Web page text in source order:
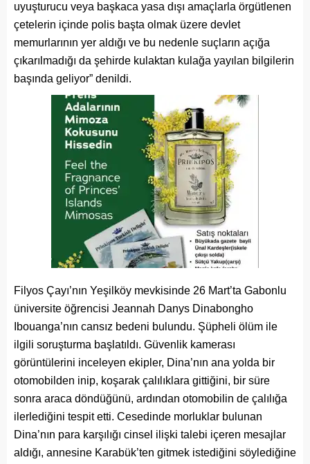
uyuşturucu veya başkaca yasa dışı amaçlarla örgütlenen
çetelerin içinde polis başta olmak üzere devlet
memurlarının yer aldığı ve bu nedenle suçların açığa
çıkarılmadığı da şehirde kulaktan kulağa yayılan bilgilerin
başında geliyor” denildi.
Filyos Çayı’nın Yeşilköy mevkisinde 26 Mart’ta Gabonlu
üniversite öğrencisi Jeannah Danys Dinabongho
Ibouanga’nın cansız bedeni bulundu. Şüpheli ölüm ile
ilgili soruşturma başlatıldı. Güvenlik kamerası
görüntülerini inceleyen ekipler, Dina’nın ana yolda bir
otomobilden inip, koşarak çalılıklara gittiğini, bir süre
sonra araca döndüğünü, ardından otomobilin de çalılığa
ilerlediğini tespit etti. Cesedinde morluklar bulunan
Dina’nın para karşılığı cinsel ilişki talebi içeren mesajlar
aldığı, annesine Karabük’ten gitmek istediğini söylediğine